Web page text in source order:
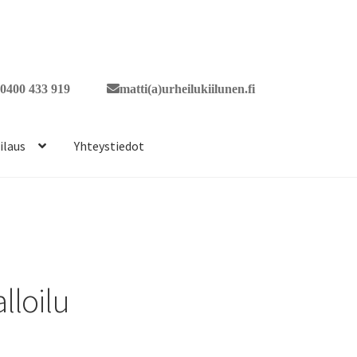
0400 433 919 matti(a)urheilukiilunen.fi
Yhteystiedot